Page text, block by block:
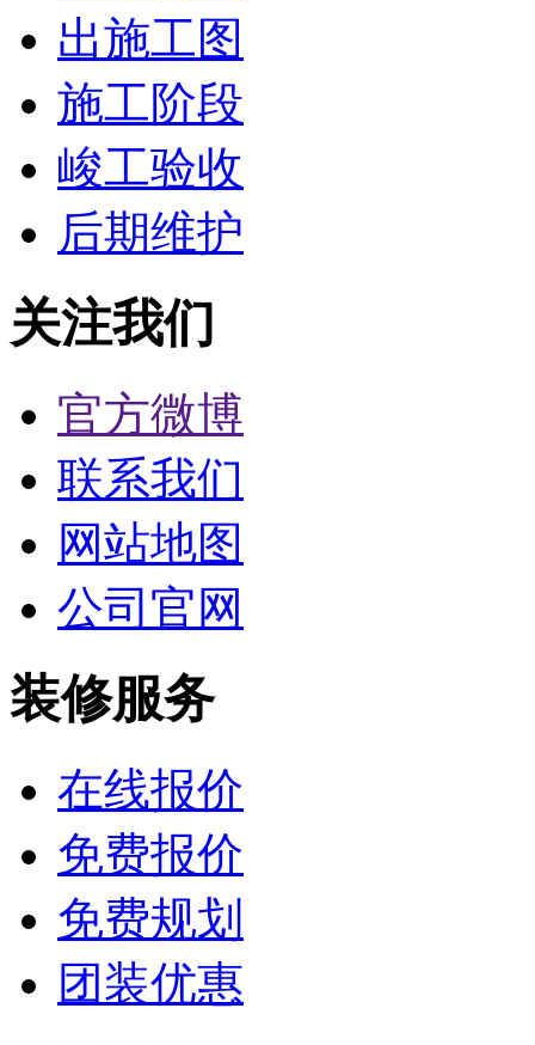
出施工图
施工阶段
峻工验收
后期维护
关注我们
官方微博
联系我们
网站地图
公司官网
装修服务
在线报价
免费报价
免费规划
团装优惠